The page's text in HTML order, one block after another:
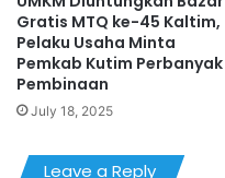
Gratis MTQ ke-45 Kaltim,
Pelaku Usaha Minta
Pemkab Kutim Perbanyak
Pembinaan
July 18, 2025
Leave a Reply